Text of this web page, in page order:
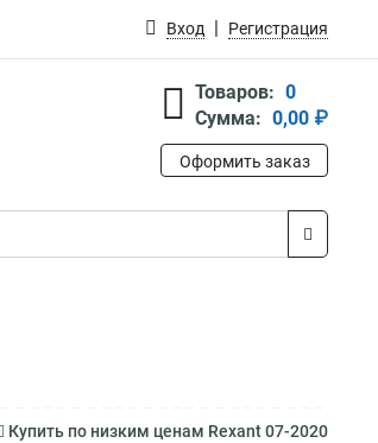
Вход Регистрация
Товаров: 0
Сумма: 0,00 ₽
Оформить заказ
Купить по низким ценам Rexant 07-2020